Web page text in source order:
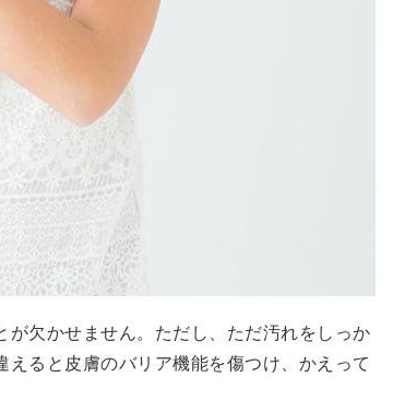
欠かせません。ただし、ただ汚れをしっか
ると皮膚のバリア機能を傷つけ、かえって